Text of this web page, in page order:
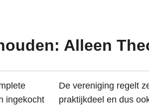
Alleen
ingekocht
De vereniging regelt
praktijkdeel en dus